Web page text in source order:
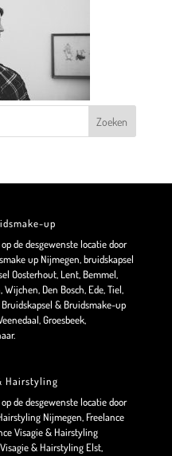
up
de desgewenste locatie door
up Nijmegen, bruidskapsel
Oosterhout, Lent, Bemmel,
Den Bosch, Ede, Tiel,
& Bruidsmake-up
Groesbeek,
Hairstyling
de desgewenste locatie door
Nijmegen, Freelance
Visagie & Hairstyling
& Hairstyling Elst,